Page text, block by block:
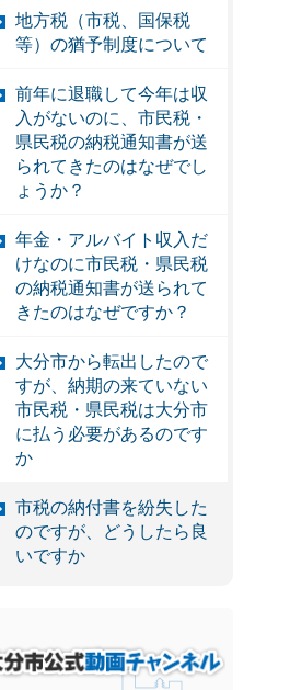
地方税（市税、国保税
等）の猶予制度について
前年に退職して今年は収
入がないのに、市民税・
県民税の納税通知書が送
られてきたのはなぜでし
ょうか？
年金・アルバイト収入だ
けなのに市民税・県民税
の納税通知書が送られて
きたのはなぜですか？
大分市から転出したので
すが、納期の来ていない
市民税・県民税は大分市
に払う必要があるのです
か
市税の納付書を紛失した
のですが、どうしたら良
いですか